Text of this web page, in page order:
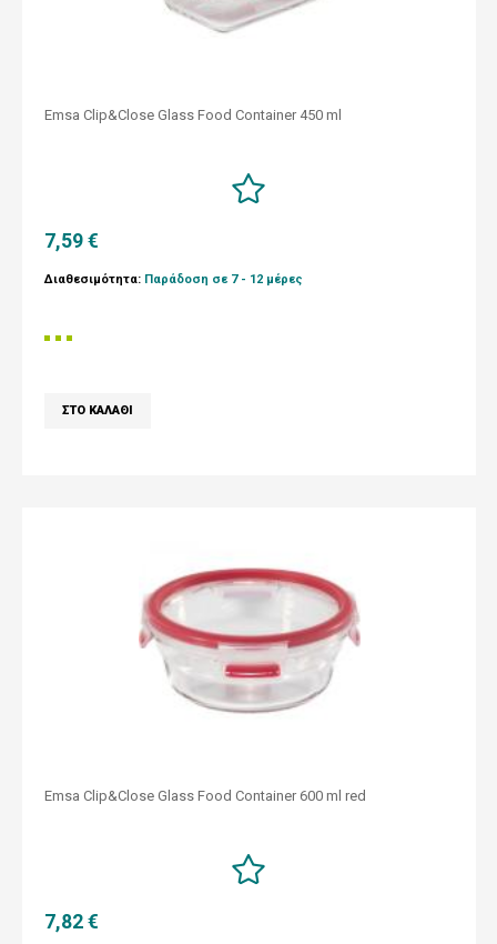
Emsa Clip&Close Glass Food Container 450 ml
7,59 €
Διαθεσιμότητα: Παράδοση σε 7 - 12 μέρες
Emsa Clip&Close Glass Food Container 600 ml red
7,82 €